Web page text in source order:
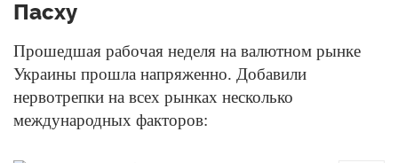
Пасху
Прошедшая рабочая неделя на валютном рынке
Украины прошла напряженно. Добавили
нервотрепки на всех рынках несколько
международных факторов: